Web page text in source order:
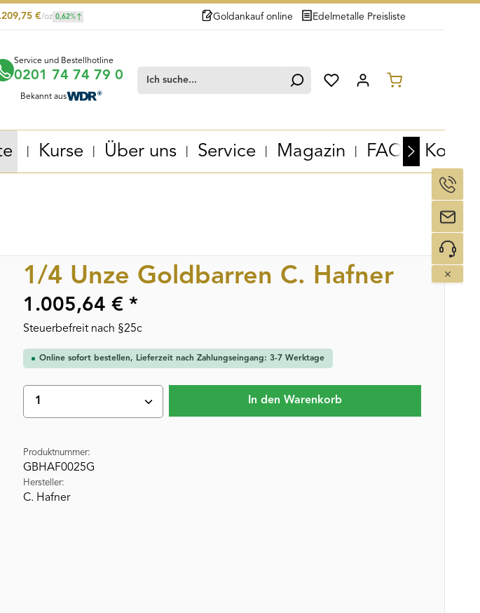
€/oz 0,62% Goldankauf online Edelmetalle Preisliste
Service und Bestellhotline
0201 74 74 79 0
Bekannt aus
Du hast 0 Produkte auf dem
Warenkorb
Kurse Über uns Service Magazin FAQ
1/4 Unze Goldbarren C. Hafner
1.005,64 € *
Steuerbefreit nach §25c
Online sofort bestellen, Lieferzeit nach Zahlungseingang: 3-7 Werktage
Produkt Anzahl: Gib den gewünschten Wert ein oder
In den Warenkorb
Produktnummer:
GBHAF0025G
Hersteller:
C. Hafner